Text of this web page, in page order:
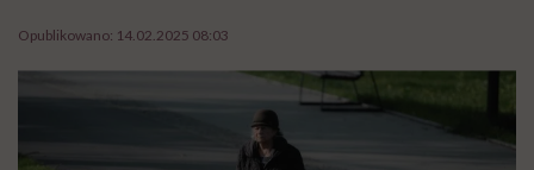
Opublikowano: 14.02.2025 08:03